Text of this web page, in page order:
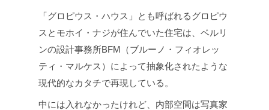
「グロピウス・ハウス」とも呼ばれるグロピウ
スとモホイ・ナジが住んでいた住宅は、ベルリ
ンの設計事務所BFM（ブルーノ・フィオレッ
ティ・マルケス）によって抽象化されたような
現代的なカタチで再現している。
中には入れなかったけれど、内部空間は写真家